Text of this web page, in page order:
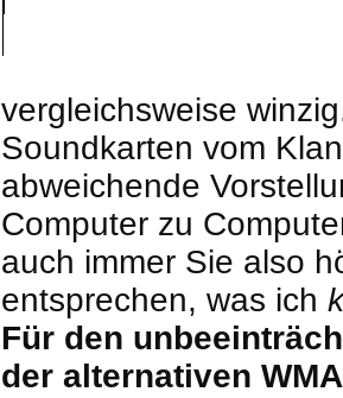
vergleichsweise
Soundkarten vom
abweichende
Computer zu
auch immer Sie also
entsprechen, was ich
Für den
der alternativen WMA